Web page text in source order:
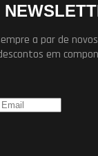
a par de
em